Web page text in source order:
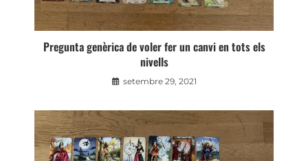
Pregunta genèrica de voler fer un canvi en tots els
nivells
setembre 29, 2021